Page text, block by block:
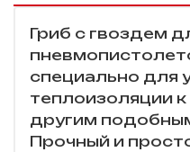
Гриб с гвоздем
специально для
теплоизоляции к
другим
Прочный и